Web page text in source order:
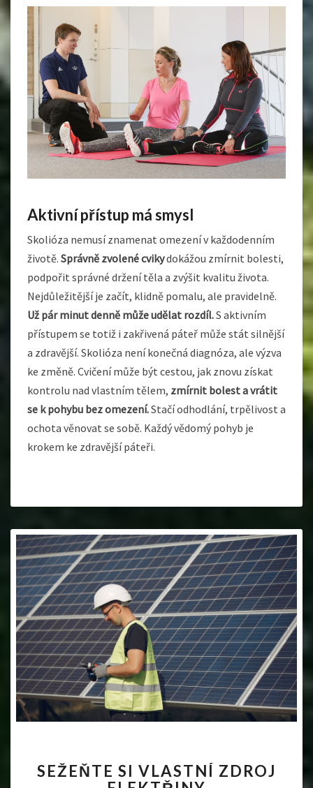
Aktivní přístup má smysl
Skolióza nemusí znamenat omezení v každodenním
životě. Správně zvolené cvikydokážou zmírnit bolesti,
podpořit správné držení těla a zvýšit kvalitu života.
Nejdůležitější je začít, klidně pomalu, ale pravidelně.
Už pár minut denně může udělat rozdíl.S aktivním
přístupem se totiž i zakřivená páteř může stát silnější
a zdravější. Skolióza není konečná diagnóza, ale výzva
ke změně. Cvičení může být cestou, jak znovu získat
kontrolu nad vlastním tělem, zmírnit bolest a vrátit
se k pohybu bez omezení.Stačí odhodlání, trpělivost a
ochota věnovat se sobě. Každý vědomý pohyb je
krokem ke zdravější páteři.
SI
SEŽEŇTE SI VLASTNÍ ZDROJ